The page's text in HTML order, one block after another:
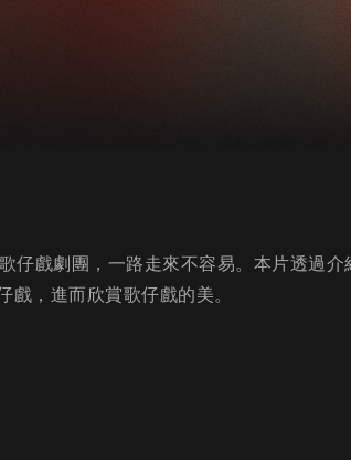
仔戲劇團，一路走來不容易。本片透過介
戲，進而欣賞歌仔戲的美。